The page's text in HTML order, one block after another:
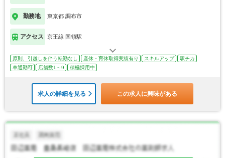
勤務地 東京都 調布市
アクセス 京王線 国領駅
原則、引越しを伴う転勤なし 産休・育休取得実績有り スキルアップ
駅チカ
車通勤可
店舗数1～9 積極採用中
求人の詳細を見る この求人に興味がある